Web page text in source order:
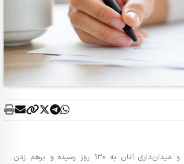
حضور مردم در صحنه و میدان‌داری آنان به 130 روز رسیده و برهم زدن